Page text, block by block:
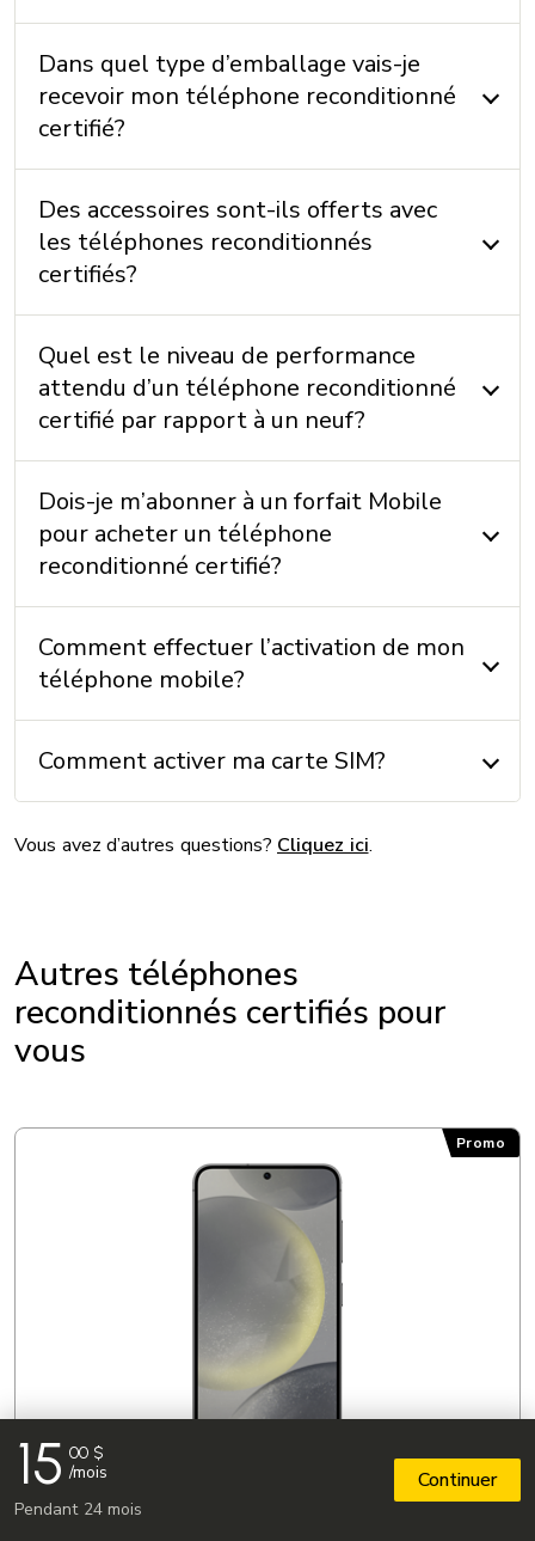
15 00 $
/mois
Pendant 24 mois
Continuer
INCLUS
Câble: Oui
Chargeur: Non
Écouteurs: Non
Instructions: Non
MÉMOIRE
Mémoire externe: Non
Mémoire interne: 128 Go/ 256 Go/ 512 Go + 8 Go
(RAM)
Système d’exploitation: iOS 17
AUTRES
Accéléromètre: Oui
Boussole: Oui
GPS: Oui
Radio FM: Oui
Format de carte SIM: nano Sim
Dans quel type d’emballage vais-je
recevoir mon téléphone reconditionné
certifié?
Des accessoires sont-ils offerts avec
les téléphones reconditionnés
certifiés?
Quel est le niveau de performance
attendu d’un téléphone reconditionné
certifié par rapport à un neuf?
Dois-je m’abonner à un forfait Mobile
pour acheter un téléphone
reconditionné certifié?
Comment effectuer l’activation de mon
téléphone mobile?
Comment activer ma carte SIM?
Vous avez d’autres questions? Cliquez ici.
Autres téléphones
reconditionnés certifiés pour
vous
Promo